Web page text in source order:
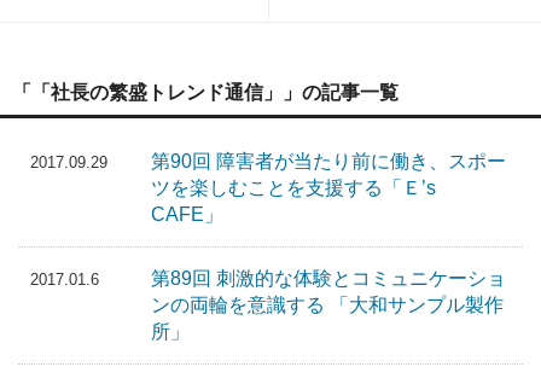
「「社長の繁盛トレンド通信」」の記事一覧
2017.09.29
第90回 障害者が当たり前に働き、スポー
ツを楽しむことを支援する「Ｅ’s
CAFE」
2017.01.6
第89回 刺激的な体験とコミュニケーショ
ンの両輪を意識する 「大和サンプル製作
所」